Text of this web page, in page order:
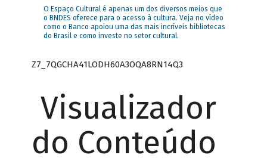
O Espaço Cultural é apenas um dos diversos meios que
o BNDES oferece para o acesso à cultura. Veja no vídeo
como o Banco apoiou uma das mais incríveis bibliotecas
do Brasil e como investe no setor cultural.
Z7_7QGCHA41LODH60A3OQA8RN14Q3
Visualizador
do Conteúdo